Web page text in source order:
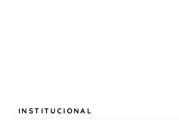
INSTITUCIONAL